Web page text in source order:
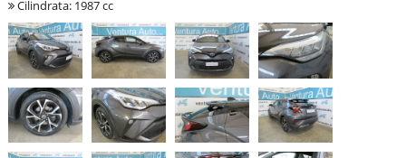
Cilindrata: 1987 cc